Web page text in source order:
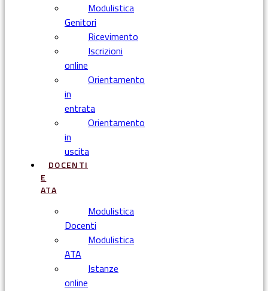
Modulistica
Genitori
Ricevimento
Iscrizioni
online
Orientamento
in
entrata
Orientamento
in
uscita
DOCENTI
E
ATA
Modulistica
Docenti
Modulistica
ATA
Istanze
online